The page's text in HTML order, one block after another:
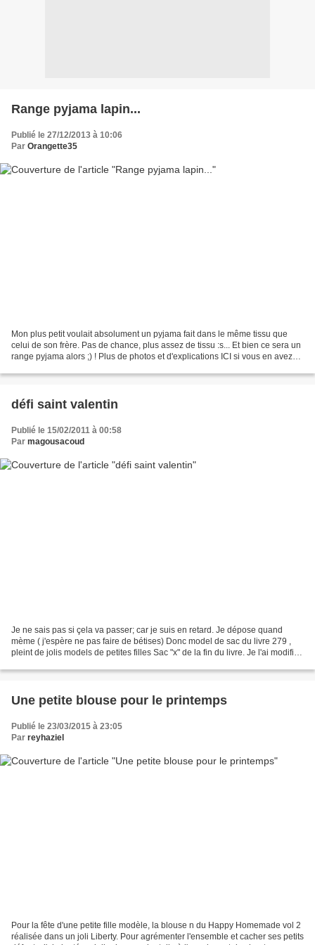
Range pyjama lapin...
Publié le 27/12/2013 à 10:06
Par Orangette35
Mon plus petit voulait absolument un pyjama fait dans le même tissu que
celui de son frère. Pas de chance, plus assez de tissu :s... Et bien ce sera un
range pyjama alors ;) ! Plus de photos et d'explications ICI si vous en avez
défi saint valentin
Publié le 15/02/2011 à 00:58
Par magousacoud
Je ne sais pas si çela va passer; car je suis en retard. Je dépose quand
mème ( j'espère ne pas faire de bétises) Donc model de sac du livre 279 ,
pleint de jolis models de petites filles Sac "x" de la fin du livre. Je l'ai modifié;
Une petite blouse pour le printemps
Publié le 23/03/2015 à 23:05
Par reyhaziel
Pour la fête d'une petite fille modèle, la blouse n du Happy Homemade vol 2
réalisée dans un joli Liberty. Pour agrémenter l'ensemble et cacher ses petits